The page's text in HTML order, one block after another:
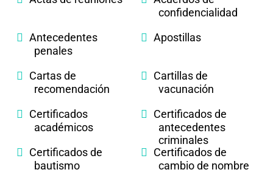
confidencialidad
Antecedentes
penales
Apostillas
Cartas de
recomendación
Cartillas de
vacunación
Certificados
académicos
Certificados de
antecedentes
criminales
Certificados de
bautismo
Certificados de
cambio de nombre